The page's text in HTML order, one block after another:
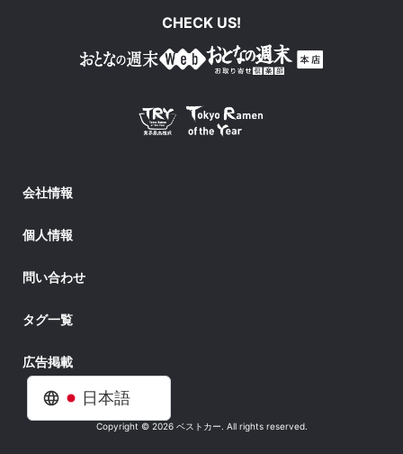
日本語
CHECK US!
会社情報
個人情報
問い合わせ
タグ一覧
広告掲載
Copyright © 2026 ベストカー. All rights reserved.